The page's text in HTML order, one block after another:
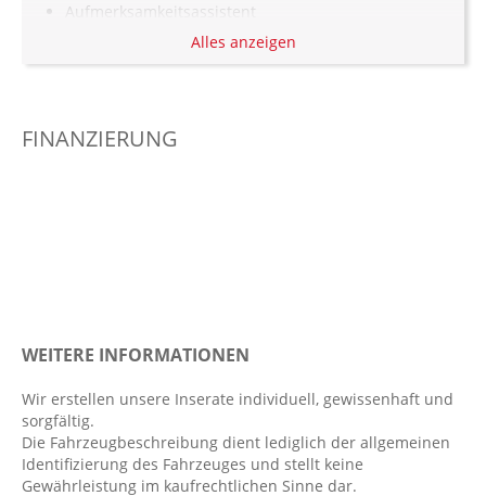
Aufmerksamkeitsassistent
Automatisch abblendende Innen- und
Außenspiegel
Außenspiegel elekt. anklappbar
Einparkhilfe vorn und hinten
Elektr. Stabilitätsprogramm ESP
Fahrer- /Beifahrerairbag
Fahrlichtautomatik
Alles anzeigen
FINANZIERUNG
WEITERE INFORMATIONEN
Wir erstellen unsere Inserate individuell, gewissenhaft und
sorgfältig.
Die Fahrzeugbeschreibung dient lediglich der allgemeinen
Identifizierung des Fahrzeuges und stellt keine
Gewährleistung im kaufrechtlichen Sinne dar.